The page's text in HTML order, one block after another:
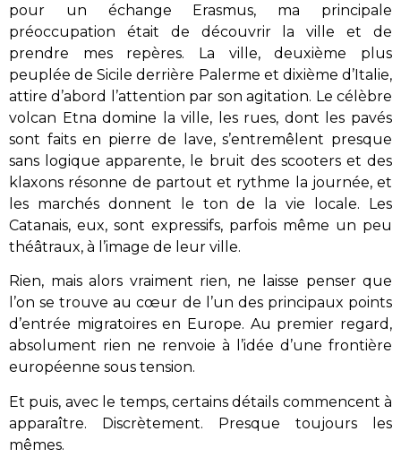
pour un échange Erasmus, ma principale
préoccupation était de découvrir la ville et de
prendre mes repères. La ville, deuxième plus
peuplée de Sicile derrière Palerme et dixième d’Italie,
attire d’abord l’attention par son agitation. Le célèbre
volcan Etna domine la ville, les rues, dont les pavés
sont faits en pierre de lave, s’entremêlent presque
sans logique apparente, le bruit des scooters et des
klaxons résonne de partout et rythme la journée, et
les marchés donnent le ton de la vie locale. Les
Catanais, eux, sont expressifs, parfois même un peu
théâtraux, à l’image de leur ville.
Rien, mais alors vraiment rien, ne laisse penser que
l’on se trouve au cœur de l’un des principaux points
d’entrée migratoires en Europe. Au premier regard,
absolument rien ne renvoie à l’idée d’une frontière
européenne sous tension.
Et puis, avec le temps, certains détails commencent à
apparaître. Discrètement. Presque toujours les
mêmes.